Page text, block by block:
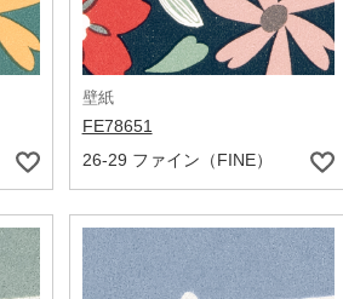
壁紙
FE78651
26-29 ファイン（FINE）